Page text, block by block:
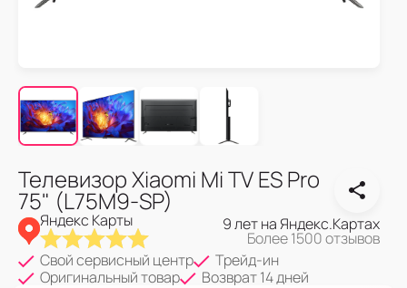
Телевизор Xiaomi Mi TV ES Pro
75" (L75M9-SP)
Яндекс Карты 9 лет на Яндекс.Картах
Более 1500 отзывов
Свой сервисный центр
Трейд-ин
Оригинальный товар
Возврат 14 дней